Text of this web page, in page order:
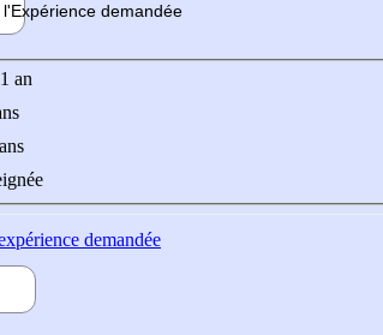
Expérience demandée
an
demandée